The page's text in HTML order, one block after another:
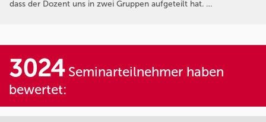
dass der Dozent uns in zwei Gruppen aufgeteilt hat. …
3024Seminarteilnehmer haben
bewertet: